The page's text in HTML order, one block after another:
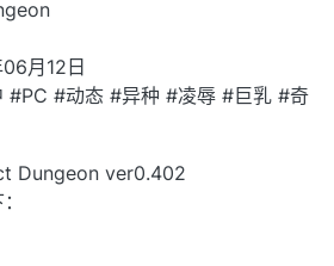
月12日
#PC #动态 #异种 #凌辱 #巨乳 #奇
Dungeon ver0.402